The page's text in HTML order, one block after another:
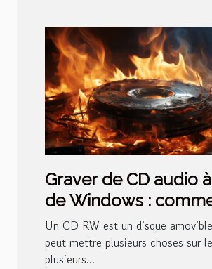
Graver de CD audio à
de Windows :
prendre ?
Un CD RW est un disque
peut mettre plusieurs choses sur
plusieurs...